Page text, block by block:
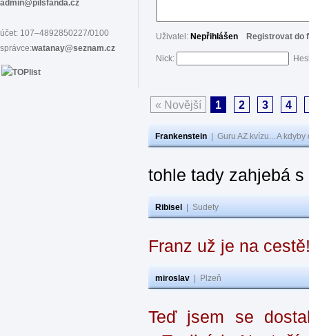
admin@pilsfanda.cz
účet: 107–4892850227/0100
správce:watanay@seznam.cz
Uživatel: Nepřihlášen Registrovat do
Nick:
« Novější 1 2 3 4
Frankenstein Guru AZ kvízu... A
tohle tady zahjebá
Ribisel Sudety
Franz už je na
miroslav Plzeň
Teď jsem se